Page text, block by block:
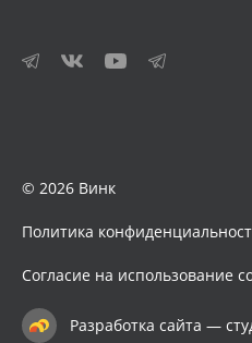
© 2026 Винк
Политика
Согласие на использование
Разработка сайта —